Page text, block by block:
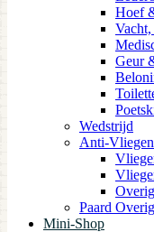
Hoef
Geur
Wedstrijd
Anti-Vliegen
Paard
Mini-Shop